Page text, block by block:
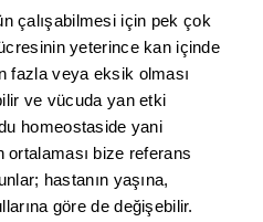
çalışabilmesi için pek çok
yeterince kan içinde
fazla veya eksik olması
ve vücuda yan etki
homeostaside yani
bize referans
hastanın yaşına,
göre de değişebilir.